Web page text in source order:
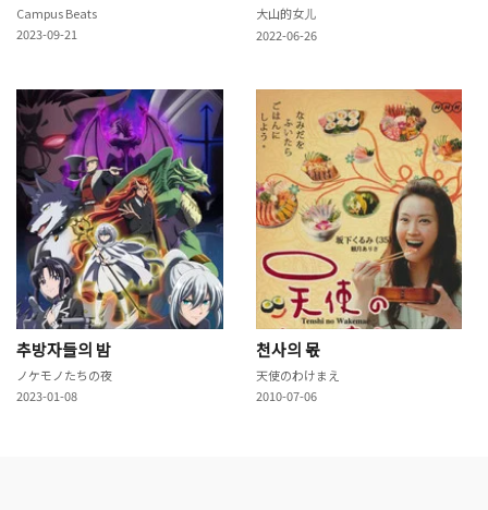
Campus Beats
2023-09-21
大山的女儿
2022-06-26
추방자들의 밤
ノケモノたちの夜
2023-01-08
천사의 몫
天使のわけまえ
2010-07-06